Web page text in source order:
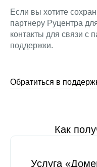
Если вы хотите
партнеру Руцентра
контакты для связи с
поддержки.
Обратиться в
Как
Услуга